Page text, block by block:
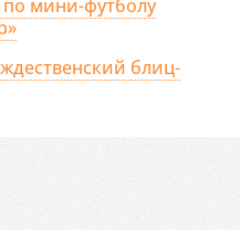
мини-футболу
блиц-